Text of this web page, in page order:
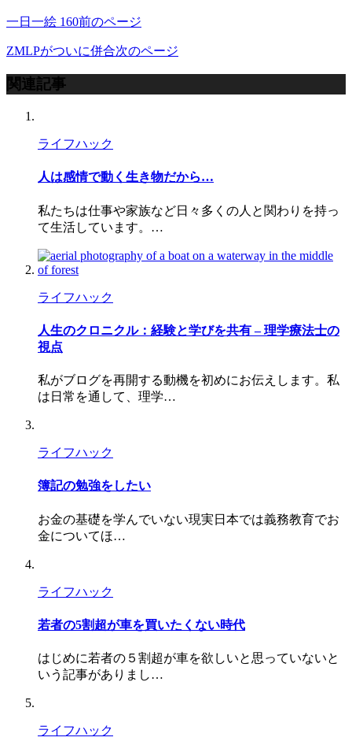
一日一絵 160前のページ
ZMLPがついに併合次のページ
関連記事
ライフハック
人は感情で動く生き物だから…
私たちは仕事や家族など日々多くの人と関わりを持っ
て生活しています。…
ライフハック
人生のクロニクル：経験と学びを共有 – 理学療法士の
視点
私がブログを再開する動機を初めにお伝えします。私
は日常を通して、理学…
ライフハック
簿記の勉強をしたい
お金の基礎を学んでいない現実日本では義務教育でお
金についてほ…
ライフハック
若者の5割超が車を買いたくない時代
はじめに若者の５割超が車を欲しいと思っていないと
いう記事がありまし…
ライフハック